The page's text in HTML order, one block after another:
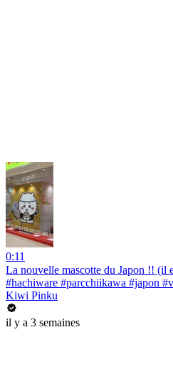
0:11
La nouvelle mascotte du Japon !! (il
#hachiware #parcchiikawa #japon
Kiwi Pinku
il y a 3 semaines